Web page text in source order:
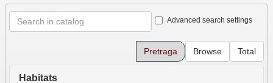
Advanced search settings
Habitats